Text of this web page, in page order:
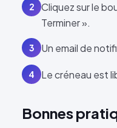
2
Cliquez sur le
Terminer ».
3 Un email de
4 Le créneau est
Bonnes